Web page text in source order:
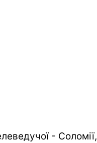
- Соломії,